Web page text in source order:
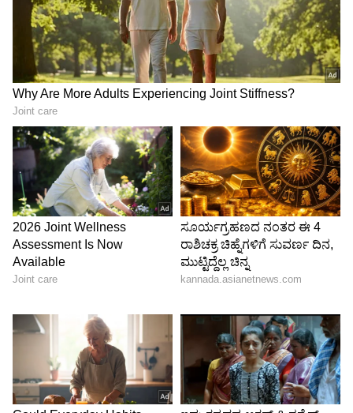
6
Image Credit :Getty
ಪದೇ ಪದೇ ಸೀನು ಬರುವುದು ಸಾಮಾನ್ಯವೇ?
ದಿನಕ್ಕೆ 1-2 ಬಾರಿ ಸೀನು ಬರುವುದು ಸಾಮಾನ್ಯ. ಆದರೆ,